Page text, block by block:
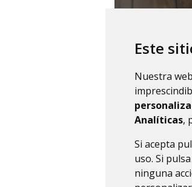
Este
Nuestra
Analíticas,
Si acepta
uso. Si
ninguna
hace